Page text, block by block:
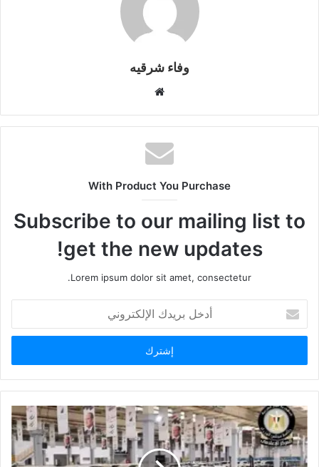
وفاء شرقيه
With Product You Purchase
Subscribe to our mailing list to
get the new updates!
Lorem ipsum dolor sit amet, consectetur.
بريدك
الإلكتروني